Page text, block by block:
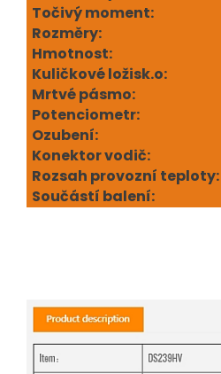
Točivý moment:
Rozměry:
Hmotnost:
Kuličkové ložisk.o:
Mrtvé pásmo:
Potenciometr:
Ozubení:
Konektor vodič:
Rozsah provozní teploty:
Součástí balení: